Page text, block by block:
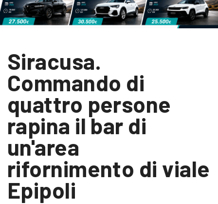
Siracusa.
Commando di
quattro persone
rapina il bar di
un'area
rifornimento di viale
Epipoli